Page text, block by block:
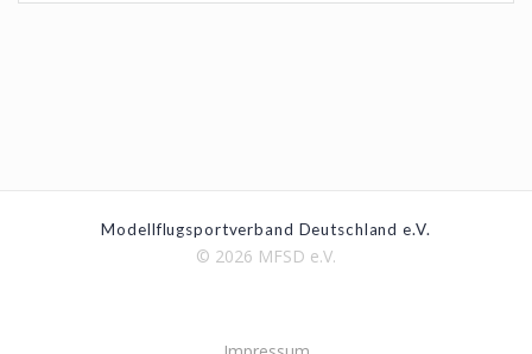
Modellflugsportverband Deutschland e.V.
© 2026 MFSD e.V.